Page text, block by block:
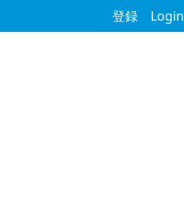
登録 Login